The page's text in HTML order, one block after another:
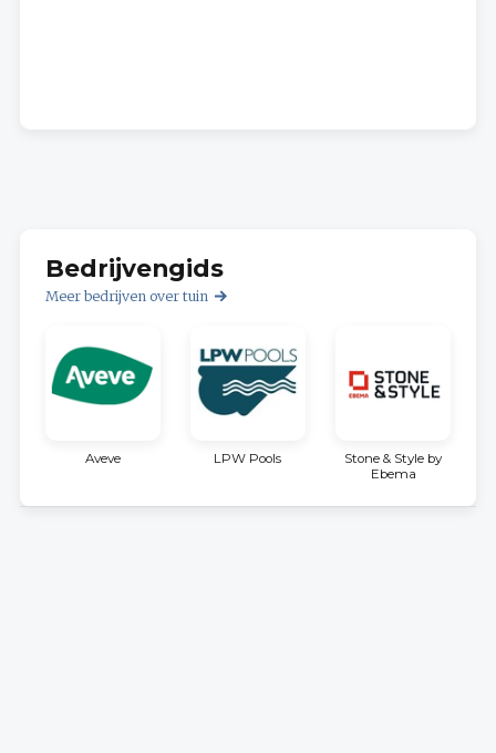
Bedrijvengids
Meer bedrijven over tuin
Aveve LPW Pools
Stone & Style by
Ebema